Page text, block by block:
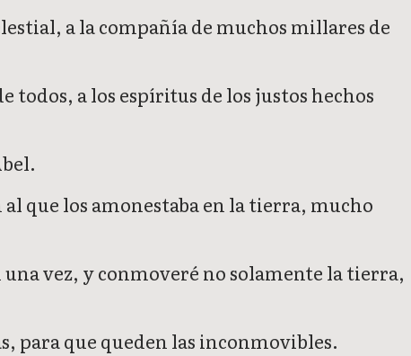
a la compañía de muchos millares de
todos, a los espíritus de los justos hechos
que los amonestaba en la tierra, mucho
vez, y conmoveré no solamente la tierra,
para que queden las inconmovibles.